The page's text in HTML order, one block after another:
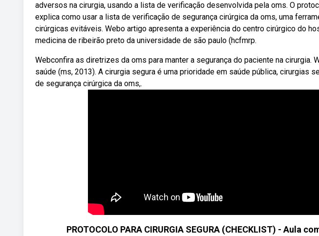
adversos na cirurgia, usando a lista de verificação desenvolvida pela oms. O
explica como usar a lista de verificação de segurança cirúrgica da oms, uma
cirúrgicas evitáveis. Webo artigo apresenta a experiência do centro cirúrgico do
medicina de ribeirão preto da universidade de são paulo (hcfmrp.
Webconfira as diretrizes da oms para manter a segurança do paciente na cirurgia.
saúde (ms, 2013). A cirurgia segura é uma prioridade em saúde pública, cirurgias
de segurança cirúrgica da oms,.
PROTOCOLO PARA CIRURGIA SEGURA (CHECKLIST) - Aula